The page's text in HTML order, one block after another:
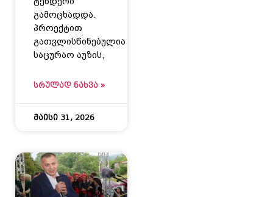
გამოცხადდა.
პროექტით
გათვლისწინებულია
საცურაო აუზის,
ᲡᲠᲣᲚᲐᲓ ᲜᲐᲮᲕᲐ »
მაისი 31, 2026